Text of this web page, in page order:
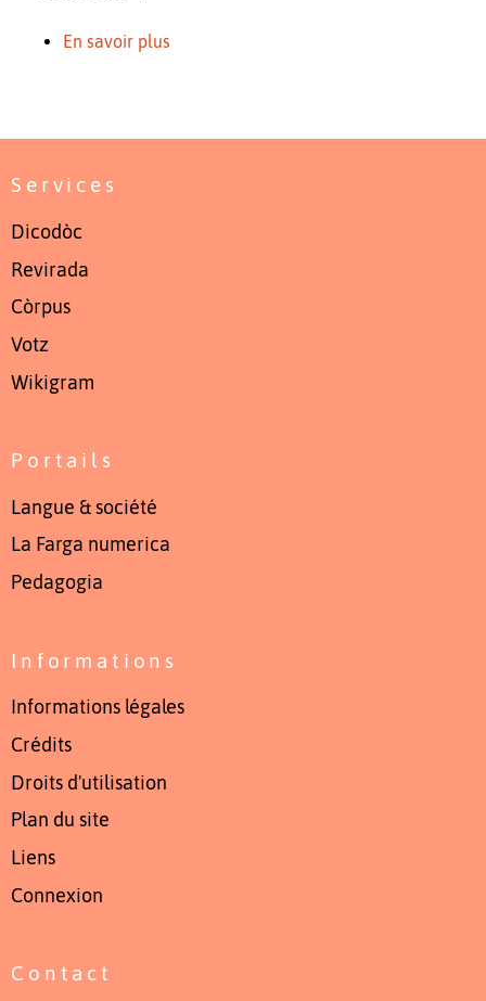
En savoir plus
Services
Dicodòc
Revirada
Còrpus
Votz
Wikigram
Portails
Langue & société
La Farga numerica
Pedagogia
Informations
Informations légales
Crédits
Droits d'utilisation
Plan du site
Liens
Connexion
Contact